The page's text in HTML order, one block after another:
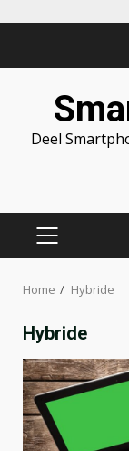
Deel
PRIMARY
Home Hybride
Hybride